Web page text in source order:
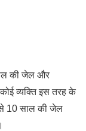
की जेल और
व्यक्ति इस तरह के
से 10 साल की जेल